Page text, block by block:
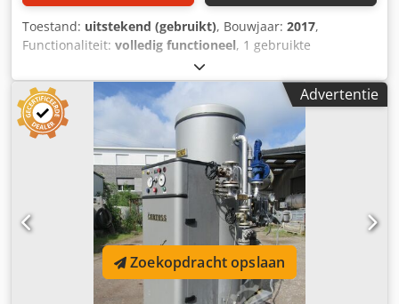
Toestand: uitstekend (gebruikt), Bouwjaar: 2017,
Functionaliteit: volledig functioneel, 1 gebruikte
snelstoomgenerator ----- Fabrikant: CERTUSS Type:
Universal 500TC Capaciteit: 500 kg/u Max.
warmtevermogen: 364 kW Bedrijfsdruk: 16 bar Testdruk:
57 bar Waterinhoud ca.: 42,9 l Dcedoy Tvukepfx Ah Iek CE-
markering: CE 0035 Bouwjaar: 2017 Uitgerust met Certuss
gasbrander, gasregelstraat, schakelkast met
touchbediening (gemonteerd op de ketel),
voedingswaterpomp, voedingswatertank en de aanwezige
grove en fijne appendages.
Advertentie
Zoekopdracht opslaan